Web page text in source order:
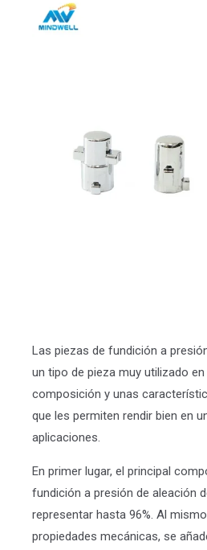
Las piezas de fundición a
un tipo de pieza muy utilizado
composición y unas
que les permiten rendir bien en
aplicaciones.
En primer lugar, el principal
fundición a presión de aleación
representar hasta 96%. Al
propiedades mecánicas, se